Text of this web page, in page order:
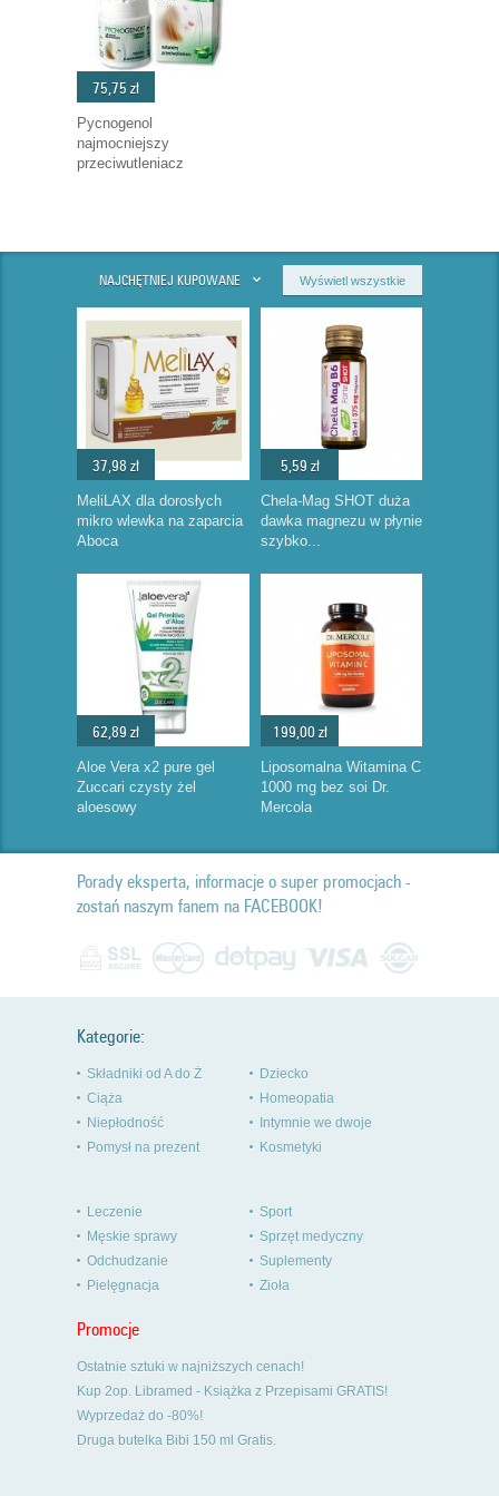
75,75 zł
Pycnogenol
najmocniejszy
przeciwutleniacz
NAJCHĘTNIEJ KUPOWANE Wyświetl wszystkie
37,98 zł
MeliLAX dla dorosłych
mikro wlewka na zaparcia
Aboca
5,59 zł
Chela-Mag SHOT duża
dawka magnezu w płynie
szybko...
62,89 zł
Aloe Vera x2 pure gel
Zuccari czysty żel
aloesowy
199,00 zł
Liposomalna Witamina C
1000 mg bez soi Dr.
Mercola
Porady eksperta, informacje o super promocjach -
zostań naszym fanem na FACEBOOK!
Kategorie:
Składniki od A do Ż
Ciąża
Niepłodność
Pomysł na prezent
Dziecko
Homeopatia
Intymnie we dwoje
Kosmetyki
Leczenie
Męskie sprawy
Odchudzanie
Pielęgnacja
Sport
Sprzęt medyczny
Suplementy
Zioła
Promocje
Ostatnie sztuki w najniższych cenach!
Kup 2op. Libramed - Książka z Przepisami GRATIS!
Wyprzedaż do -80%!
Druga butelka Bibi 150 ml Gratis.